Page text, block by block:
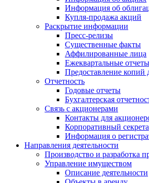
Информация об
Купля-продажа акций
Раскрытие информации
Пресс-релизы
Существенные факты
Аффилированные лица
Ежеквартальные
Предоставление копий
Отчетность
Годовые отчеты
Бухгалтерская
Связь с акционерами
Контакты для
Корпоративный
Информация о
Направления деятельности
Производство и разработка
Управление имуществом
Описание деятельности